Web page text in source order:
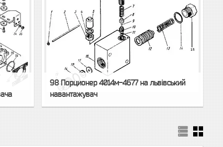
98 Порционер 4014м-4677 на львівський
навантажувач